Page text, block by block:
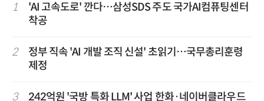
1
'AI 고속도로' 깐다…삼성SDS 주도 국가AI컴퓨팅센터
착공
2
정부 직속 'AI 개발 조직 신설' 초읽기…국무총리훈령
제정
3
242억원 '국방 특화 LLM' 사업 한화·네이버클라우드